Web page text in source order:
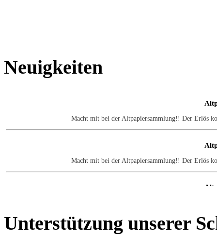
Neuigkeiten
Macht mit bei der Altpapiersammlung!! Der Erlös
Macht mit bei der Altpapiersammlung!! Der Erlös
Unterstützung unserer